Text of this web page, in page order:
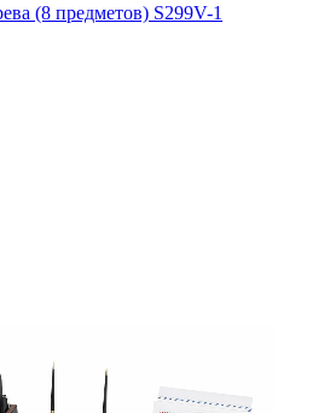
(8 предметов) S299V-1